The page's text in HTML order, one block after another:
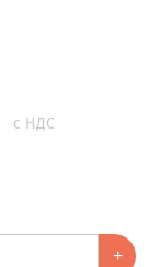
с НДС
+